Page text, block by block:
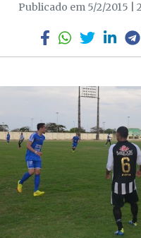
Publicado em 5/2/2015 |